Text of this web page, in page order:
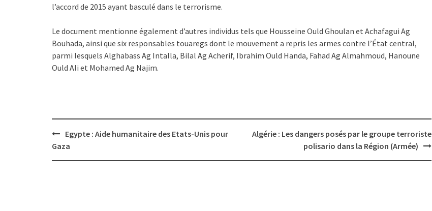
l’accord de 2015 ayant basculé dans le terrorisme.
Le document mentionne également d’autres individus tels que Housseine Ould Ghoulan et Achafagui Ag
Bouhada, ainsi que six responsables touaregs dont le mouvement a repris les armes contre l’État central,
parmi lesquels Alghabass Ag Intalla, Bilal Ag Acherif, Ibrahim Ould Handa, Fahad Ag Almahmoud, Hanoune
Ould Ali et Mohamed Ag Najim.
Post
navigation
Egypte : Aide humanitaire des Etats-Unis pour
Gaza
Algérie : Les dangers posés par le groupe terroriste
polisario dans la Région (Armée)